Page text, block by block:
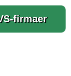
firmaer